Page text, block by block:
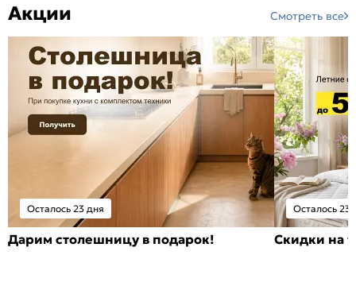
Акции Смотреть все
Осталось 23 дня
Дарим столешницу в подарок!
Осталось 23
Скидки на